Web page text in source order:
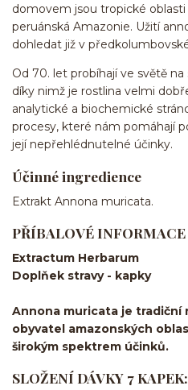
domovem jsou tropické
peruánská Amazonie. Užití
dohledat již v
Od 70. let probíhají ve světě
díky nimž je rostlina velmi
analytické a biochemické
procesy, které nám pomáhají
její nepřehlédnutelné účinky.
Účinné ingredience
Extrakt Annona muricata.
PŘÍBALOVÉ
Extractum Herbarum
Doplňek stravy - kapky
Annona muricata je tradiční
obyvatel amazonských
širokým spektrem účinků.
SLOŽENÍ DÁVKY 7 KAPEK: